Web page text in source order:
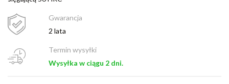
Gwarancja
2 lata
Termin wysyłki
Wysyłka w ciągu 2 dni.